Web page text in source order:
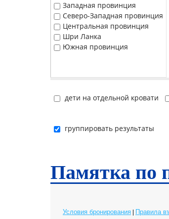
Западная провинция
Северо-Западная провинция
Центральная провинция
Шри Ланка
Южная провинция
дети на отдельной кровати
группировать результаты
Памятка по
Условия бронирования Правила